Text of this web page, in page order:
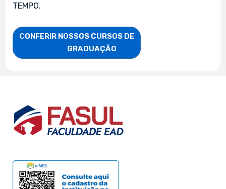
TEMPO.
CONFERIR NOSSOS CURSOS DE
                    GRADUAÇÃO